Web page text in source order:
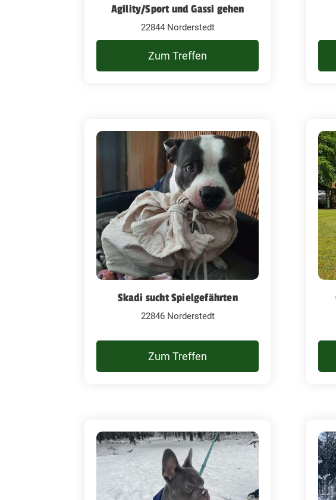
Agility/Sport und Gassi gehen
22844 Norderstedt
Zum Treffen
Skadi sucht Spielgefährten
22846 Norderstedt
Zum Treffen